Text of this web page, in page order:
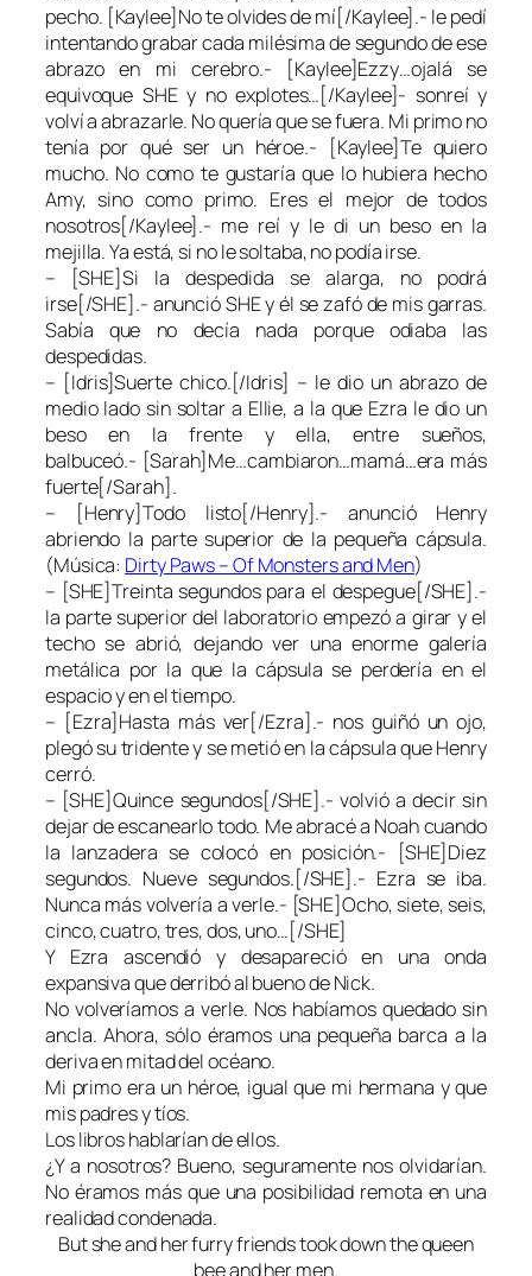
pecho. [Kaylee]No te olvides de mí[/Kaylee].- le pedí
intentando grabar cada milésima de segundo de ese
abrazo en mi cerebro.- [Kaylee]Ezzy…ojalá se
equivoque SHE y no explotes…[/Kaylee]- sonreí y
volví a abrazarle. No quería que se fuera. Mi primo no
tenía por qué ser un héroe.- [Kaylee]Te quiero
mucho. No como te gustaría que lo hubiera hecho
Amy, sino como primo. Eres el mejor de todos
nosotros[/Kaylee].- me reí y le di un beso en la
mejilla. Ya está, si no le soltaba, no podía irse.
– [SHE]Si la despedida se alarga, no podrá
irse[/SHE].- anunció SHE y él se zafó de mis garras.
Sabía que no decía nada porque odiaba las
despedidas.
– [Idris]Suerte chico.[/Idris] – le dio un abrazo de
medio lado sin soltar a Ellie, a la que Ezra le dio un
beso en la frente y ella, entre sueños,
balbuceó.- [Sarah]Me…cambiaron…mamá…era más
fuerte[/Sarah].
– [Henry]Todo listo[/Henry].- anunció Henry
abriendo la parte superior de la pequeña cápsula.
(Música: Dirty Paws – Of Monsters and Men)
– [SHE]Treinta segundos para el despegue[/SHE].-
la parte superior del laboratorio empezó a girar y el
techo se abrió, dejando ver una enorme galería
metálica por la que la cápsula se perdería en el
espacio y en el tiempo.
– [Ezra]Hasta más ver[/Ezra].- nos guiñó un ojo,
plegó su tridente y se metió en la cápsula que Henry
cerró.
– [SHE]Quince segundos[/SHE].- volvió a decir sin
dejar de escanearlo todo. Me abracé a Noah cuando
la lanzadera se colocó en posición.- [SHE]Diez
segundos. Nueve segundos.[/SHE].- Ezra se iba.
Nunca más volvería a verle.- [SHE]Ocho, siete, seis,
cinco, cuatro, tres, dos, uno…[/SHE]
Y Ezra ascendió y desapareció en una onda
expansiva que derribó al bueno de Nick.
No volveríamos a verle. Nos habíamos quedado sin
ancla. Ahora, sólo éramos una pequeña barca a la
deriva en mitad del océano.
Mi primo era un héroe, igual que mi hermana y que
mis padres y tíos.
Los libros hablarían de ellos.
¿Y a nosotros? Bueno, seguramente nos olvidarían.
No éramos más que una posibilidad remota en una
realidad condenada.
But she and her furry friends took down the queen
bee and her men.